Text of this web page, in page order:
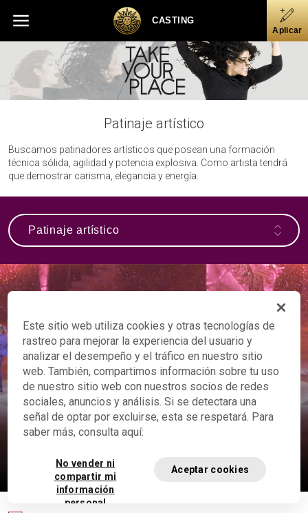
content
Skip to main content
Skip to footer CASTING
Aplicar
Patinaje artístico
Buscamos patinadores artísticos que posean una formación
técnica sólida, agilidad y potencia explosiva. Como artista tendrá
que demostrar carisma, elegancia y energía.
Patinaje artístico
Patinaje artístico
Demostración en espectáculos
Ver el vídeo
Este sitio web utiliza cookies y otras tecnologías de
rastreo para mejorar la experiencia del usuario y
analizar el desempeño y el tráfico en nuestro sitio
web. También, compartimos información sobre tu uso
de nuestro sitio web con nuestros socios de redes
sociales, anuncios y análisis. Si se detectara una
señal de optar por excluirse, esta se respetará. Para
saber más, consulta aquí:
No vender ni
compartir mi
información
personal
Aceptar cookies